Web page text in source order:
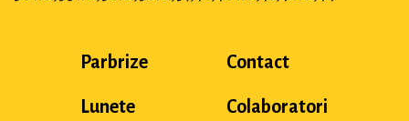
Parbrize
Lunete
Contact
Colaboratori